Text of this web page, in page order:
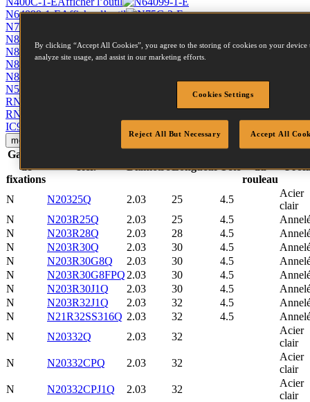
N64099-1-EAfficher l’outil
N75C-2-E
N8090CB-1ML-E
N80CB-1ML-E Afficher l’outil
N89C-1P-E
Afficher l’outil
N89C-2K-E
N512C-2-E
RN46K-2-E
RN46DW-1EPAL
IC90P-1-E
mettre à jour
Gamme
de
fixations
Réf. DiamètreLongueurTête
du
rouleau
N N20325Q 2.03 25 4.5
Acier
clair
N
N203R25Q 2.03 25 4.5
N
N203R28Q 2.03 28 4.5
N
N203R30Q 2.03 30 4.5
N
N203R30G8Q 2.03 30 4.5
N
N203R30G8FPQ 2.03 30 4.5
N
N203R30J1Q 2.03 30 4.5
N
N203R32J1Q 2.03 32 4.5
N
N21R32SS316Q 2.03 32 4.5
N
N20332Q 2.03 32
Acier
clair
N
N20332CPQ 2.03 32
Acier
clair
N
N20332CPJ1Q 2.03 32
Acier
clair
By clicking “Accept All Cookies”, you agree to the storing of cookies on your device
analyze site usage, and assist in our marketing efforts.
Cookies Settings
Reject All But Necessary Accept All